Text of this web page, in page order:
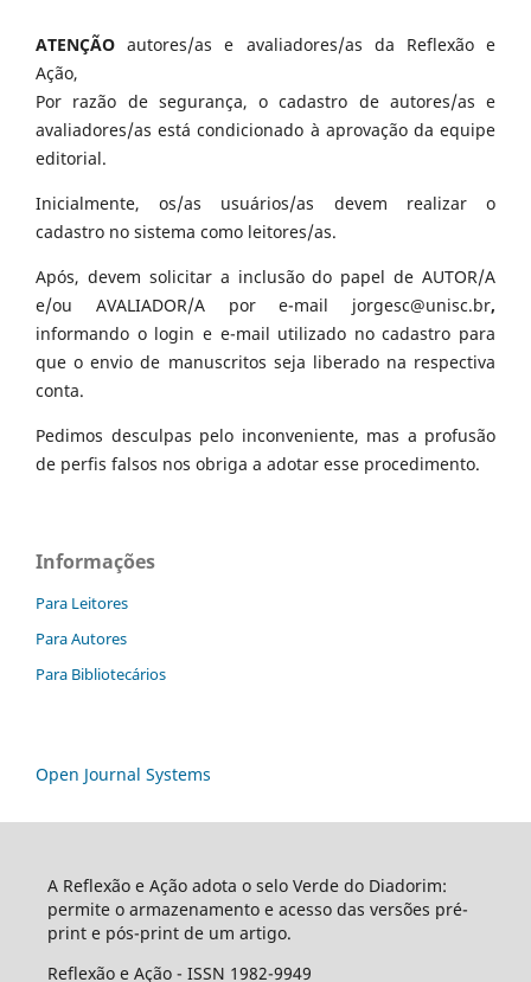
ATENÇÃO autores/as e avaliadores/as da Reflexão e
Ação,
Por razão de segurança, o cadastro de autores/as e
avaliadores/as está condicionado à aprovação da equipe
editorial.
Inicialmente, os/as usuários/as devem realizar o
cadastro no sistema como leitores/as.
Após, devem solicitar a inclusão do papel de AUTOR/A
e/ou AVALIADOR/A por e-mail jorgesc@unisc.br,
informando o login e e-mail utilizado no cadastro para
que o envio de manuscritos seja liberado na respectiva
conta.
Pedimos desculpas pelo inconveniente, mas a profusão
de perfis falsos nos obriga a adotar esse procedimento.
Informações
Para Leitores
Para Autores
Para Bibliotecários
Open Journal Systems
A Reflexão e Ação adota o selo Verde do Diadorim:
permite o armazenamento e acesso das versões pré-
print e pós-print de um artigo.
Reflexão e Ação - ISSN 1982-9949